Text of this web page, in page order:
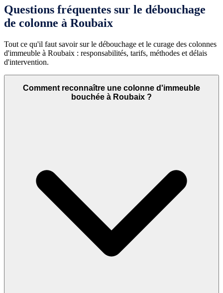
Questions fréquentes sur le débouchage
de colonne à Roubaix
Tout ce qu'il faut savoir sur le débouchage et le curage des colonnes
d'immeuble à Roubaix : responsabilités, tarifs, méthodes et délais
d'intervention.
Comment reconnaître une colonne d'immeuble
bouchée à Roubaix ?